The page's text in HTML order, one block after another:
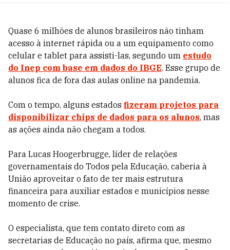
Quase 6 milhões de alunos brasileiros não tinham
acesso à internet rápida ou a um equipamento como
celular e tablet para assisti-las, segundo um estudo
do Inep com base em dados do IBGE. Esse grupo de
alunos fica de fora das aulas online na pandemia.
Com o tempo, alguns estados fizeram projetos para
disponibilizar chips de dados para os alunos, mas
as ações ainda não chegam a todos.
Para Lucas Hoogerbrugge, líder de relações
governamentais do Todos pela Educação, caberia à
União aproveitar o fato de ter mais estrutura
financeira para auxiliar estados e municípios nesse
momento de crise.
O especialista, que tem contato direto com as
secretarias de Educação no país, afirma que, mesmo